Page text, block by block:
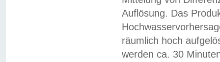
Auflösung. Das
räumlich hoch
werden ca. 30